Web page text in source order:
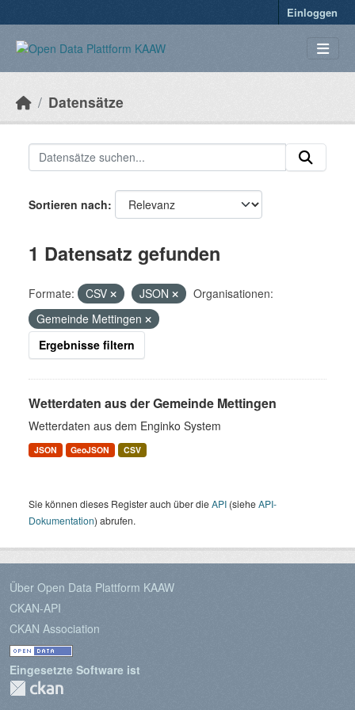
Einloggen
Datensätze
Sortieren nach
1 Datensatz gefunden
Formate: CSV JSON
Organisationen:
Gemeinde Mettingen
Ergebnisse filtern
Wetterdaten aus der Gemeinde Mettingen
Wetterdaten aus dem Enginko System
JSON GeoJSON CSV
Sie können dieses Register auch über dieAPI (sieheAPI-
Dokumentation) abrufen.
Über Open Data Plattform KAAW
CKAN-API
CKAN Association
Eingesetzte Software ist